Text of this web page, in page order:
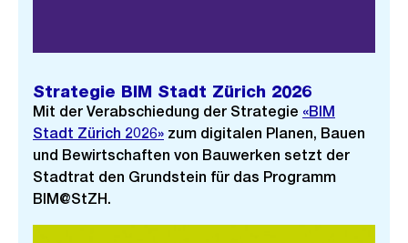
Strategie BIM Stadt Zürich 2026
Mit der Verabschiedung der Strategie «BIM
Stadt Zürich 2026» zum digitalen Planen, Bauen
und Bewirtschaften von Bauwerken setzt der
Stadtrat den Grundstein für das Programm
BIM@StZH.